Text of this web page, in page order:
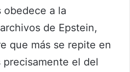
obedece a la
de Epstein,
que más se repite en
el del